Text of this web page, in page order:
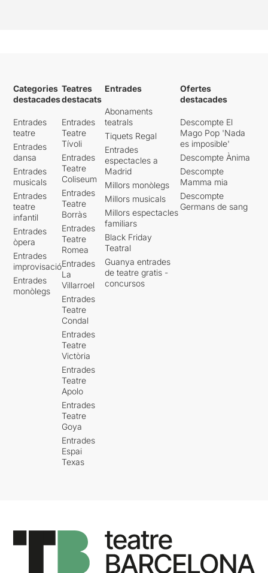
Categories
destacades
Entrades
teatre
Entrades
dansa
Entrades
musicals
Entrades
teatre
infantil
Entrades
òpera
Entrades
improvisació
Entrades
monòlegs
Teatres
destacats
Entrades
Teatre
Tívoli
Entrades
Teatre
Coliseum
Entrades
Teatre
Borràs
Entrades
Teatre
Romea
Entrades
La
Villarroel
Entrades
Teatre
Condal
Entrades
Teatre
Victòria
Entrades
Teatre
Apolo
Entrades
Teatre
Goya
Entrades
Espai
Texas
Entrades
Abonaments
teatrals
Tiquets Regal
Entrades
espectacles a
Madrid
Millors monòlegs
Millors musicals
Millors espectacles
familiars
Black Friday
Teatral
Guanya entrades
de teatre gratis -
concursos
Ofertes
destacades
Descompte El
Mago Pop 'Nada
es imposible'
Descompte Ànima
Descompte
Mamma mia
Descompte
Germans de sang